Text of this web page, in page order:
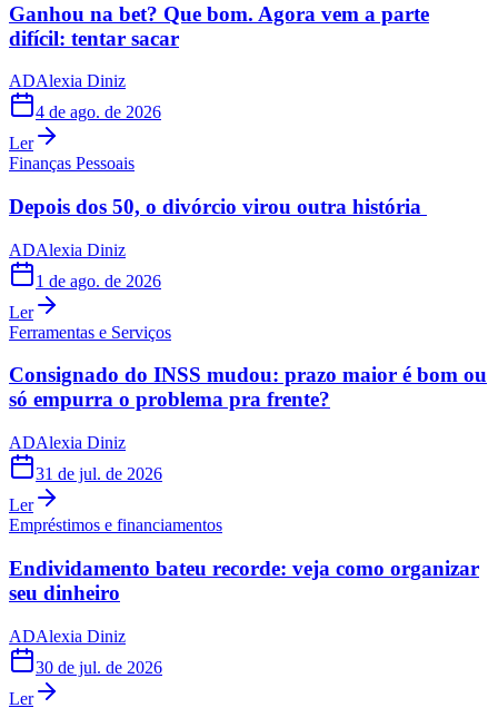
Ganhou na bet? Que bom. Agora vem a parte
difícil: tentar sacar
ADAlexia Diniz
4 de ago. de 2026
Ler
Finanças Pessoais
Depois dos 50, o divórcio virou outra história
ADAlexia Diniz
1 de ago. de 2026
Ler
Ferramentas e Serviços
Consignado do INSS mudou: prazo maior é bom ou
só empurra o problema pra frente?
ADAlexia Diniz
31 de jul. de 2026
Ler
Empréstimos e financiamentos
Endividamento bateu recorde: veja como organizar
seu dinheiro
ADAlexia Diniz
30 de jul. de 2026
Ler